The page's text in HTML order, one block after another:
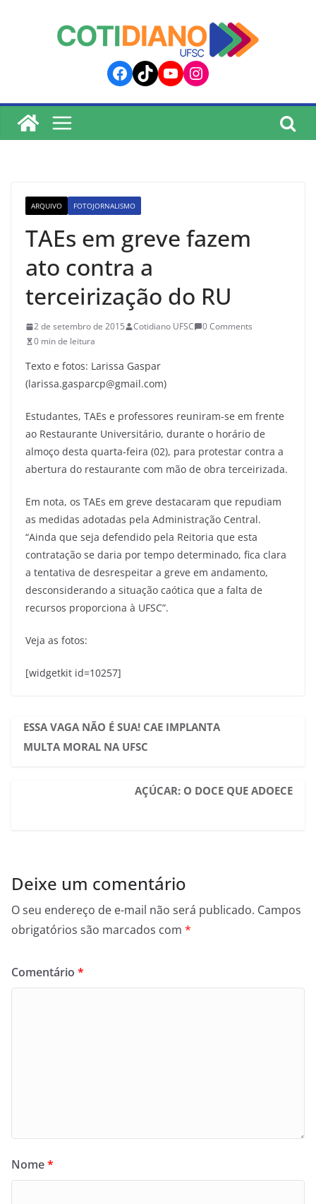
Facebook
TikTokYouTube
Instagram
ARQUIVO FOTOJORNALISMO
TAEs em greve fazem
ato contra a
terceirização do RU
2 de setembro de 2015 Cotidiano UFSC
0 Comments
0 min de leitura
Texto e fotos: Larissa Gaspar
(larissa.gasparcp@gmail.com)
Estudantes, TAEs e professores reuniram-se em frente
ao Restaurante Universitário, durante o horário de
almoço desta quarta-feira (02), para protestar contra a
abertura do restaurante com mão de obra terceirizada.
Em nota, os TAEs em greve destacaram que repudiam
as medidas adotadas pela Administração Central.
“Ainda que seja defendido pela Reitoria que esta
contratação se daria por tempo determinado, fica clara
a tentativa de desrespeitar a greve em andamento,
desconsiderando a situação caótica que a falta de
recursos proporciona à UFSC”.
Veja as fotos:
[widgetkit id=10257]
ESSA VAGA NÃO É SUA! CAE IMPLANTA
MULTA MORAL NA UFSC
AÇÚCAR: O DOCE QUE ADOECE
Deixe um comentário
O seu endereço de e-mail não será publicado. Campos
obrigatórios são marcados com *
Comentário *
Nome*